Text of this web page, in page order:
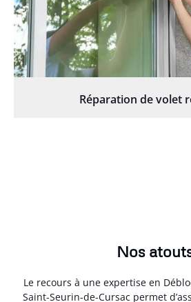
Réparation de volet
Nos
Le recours à une expertise en
Saint-Seurin-de-Cursac permet